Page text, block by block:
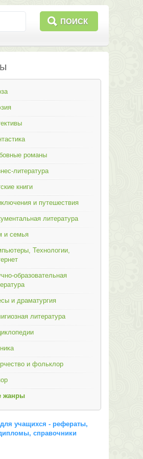
ПОИСК
романы
литература
книги
и путешествия
литература
и семья
Технологии,
образовательная
и драматургия
литература
и фольклор
жанры
учащихся - рефераты,
справочники